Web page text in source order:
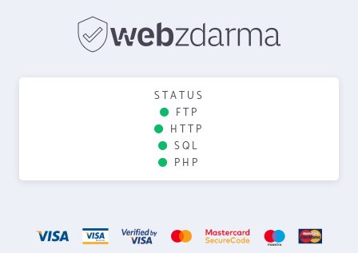
STATUS
FTP
HTTP
SQL
PHP